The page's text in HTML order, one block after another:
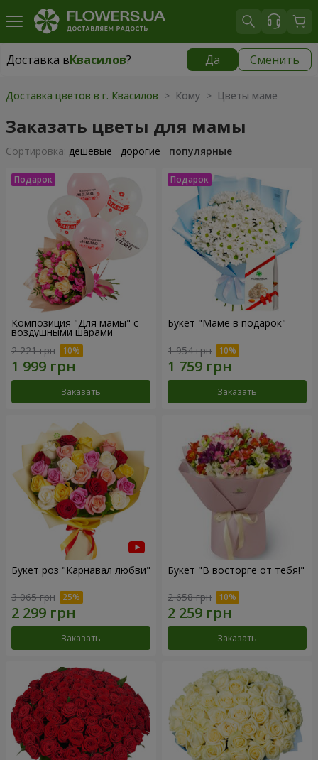
Доставка вКвасилов? Да Сменить
Доставка вКвасилов|
Доставка цветов в г. Квасилов > Кому > Цветы маме
Заказать цветы для мамы
Cортировка: дешевые дорогие популярные
Композиция "Для мамы" с
воздушными шарами
2 221 грн
Заказать
Букет "Маме в подарок"
1 954 грн
Заказать
Букет роз "Карнавал любви"
3 065 грн
Заказать
Букет "В восторге от тебя!"
2 658 грн
Заказать